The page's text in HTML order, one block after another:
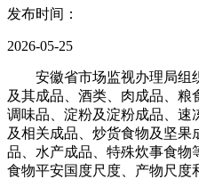
发布时间：
2026-05-25
安徽省市场监视办理局组
及其成品、酒类、肉成品、粮
调味品、淀粉及淀粉成品、速
及相关成品、炒货食物及坚
品、水产成品、特殊炊事食物
食物平安国度尺度、产物尺度